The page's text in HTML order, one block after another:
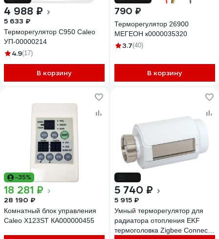
4 988 ₽
5 633 ₽
Терморегулятор C950 Caleo
УП-00000214
4.9(17)
В корзину
790 ₽
Терморегулятор 26900
МЕГЕОН к0000035320
3.7(40)
В корзину
-35%
18 281 ₽
28 190 ₽
Комнатный блок управления
Caleo X123ST КА000000455
5 740 ₽
5 915 ₽
Умный терморегулятор для
радиатора отопления EKF
термоголовка Zigbee Connect